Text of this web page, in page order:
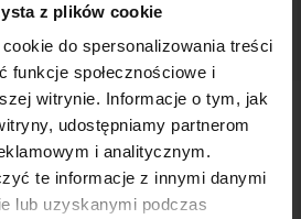
z plików cookie
do spersonalizowania treści
funkcje społecznościowe i
witrynie. Informacje o tym, jak
udostępniamy partnerom
i analitycznym.
te informacje z innymi danymi
lub uzyskanymi podczas
3 z 3 trafień
Qashqai
Micra
Nissan Qashqai